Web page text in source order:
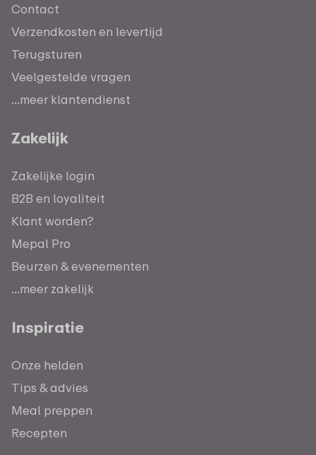
Contact
Verzendkosten en levertijd
Terugsturen
Veelgestelde vragen
...meer klantendienst
Zakelijk
Zakelijke login
B2B en loyaliteit
Klant worden?
Mepal Pro
Beurzen & evenementen
...meer zakelijk
Inspiratie
Onze helden
Tips & advies
Meal preppen
Recepten